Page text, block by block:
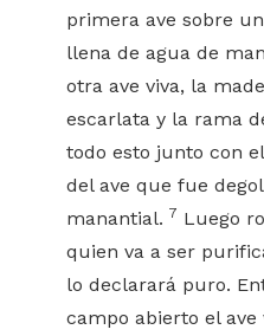
primera ave sobre
llena de agua de
otra ave viva, la
escarlata y la rama
todo esto junto con
del ave que fue
manantial. 7 Luego
quien va a ser
lo declarará puro.
campo abierto el ave